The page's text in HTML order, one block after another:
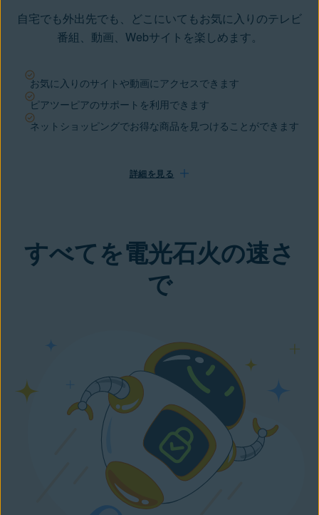
自宅でも外出先でも、どこにいてもお気に入りのテレビ
番組、動画、Webサイトを楽しめます。
お気に入りのサイトや動画にアクセスできます
ピアツーピアのサポートを利用できます
ネットショッピングでお得な商品を見つけることができます
詳細を見る
すべてを電光石火の速さ
で